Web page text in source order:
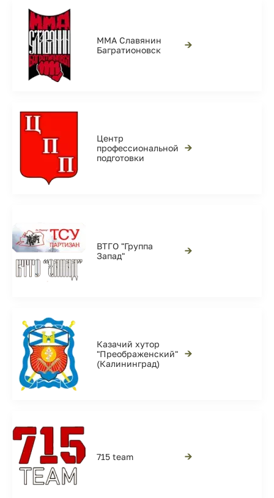
ММА Славянин
Багратионовск
→
Центр
профессиональной
подготовки
→
ВТГО "Группа
Запад"
→
Казачий хутор
"Преображенский"
(Калининград)
→
715 team →